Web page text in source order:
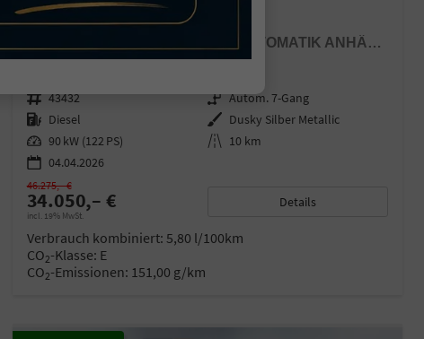
FORD GRAND TOURNEO
TITANIUM 2,0 7 SITZER KLIMAAUTOMATIK ANHÄNGERKUPPLUNG SITZHEIZUNG EINPARKHILFE KAMERA 17 ZOLL LEICHTMETALL ACC
sofort lieferbar Neuwagen mit Tageszulassung
Fahrzeugnr. 43432 GetriebeAutom. 7-Gang
Kraftstoff Diesel Außenfarbe Dusky Silber Metallic
Leistung 90 kW (122 PS) Kilometerstand 10 km
04.04.2026
34.050,– €
incl. 19% MwSt.
46.275,– €
Details
Verbrauch kombiniert: 5,80 l/100km
CO2-Klasse: E
CO2-Emissionen: 151,00 g/km